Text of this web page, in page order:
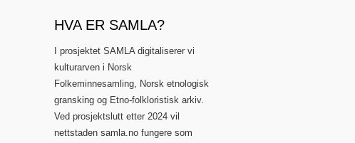
HVA ER SAMLA?
I prosjektet SAMLA digitaliserer vi
kulturarven i Norsk
Folkeminnesamling, Norsk etnologisk
gransking og Etno-folkloristisk arkiv.
Ved prosjektslutt etter 2024 vil
nettstaden samla.no fungere som